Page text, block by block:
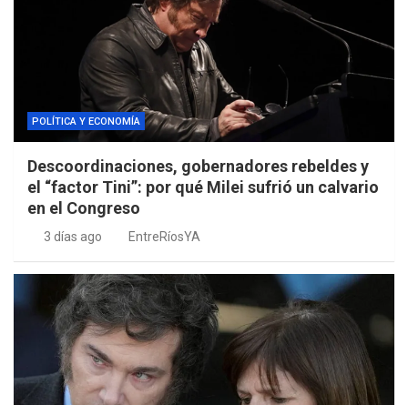
POLÍTICA Y ECONOMÍA
Descoordinaciones, gobernadores rebeldes y
el “factor Tini”: por qué Milei sufrió un calvario
en el Congreso
3 días ago EntreRíosYA